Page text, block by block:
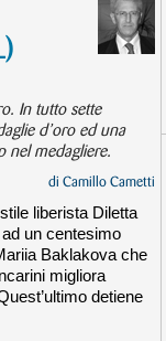
In tutto sette
d’oro ed una
nel medagliere.
di Camillo Cametti
liberista Diletta
un centesimo
Baklakova che
migliora
detiene